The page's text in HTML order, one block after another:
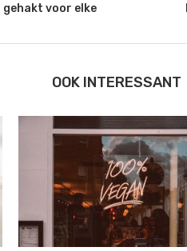
voor elke
OOK INTERESSANT